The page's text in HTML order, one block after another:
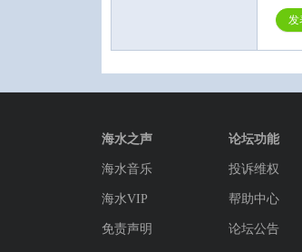
发
海水之声
海水音乐
海水VIP
免责声明
论坛功能
投诉维权
帮助中心
论坛公告